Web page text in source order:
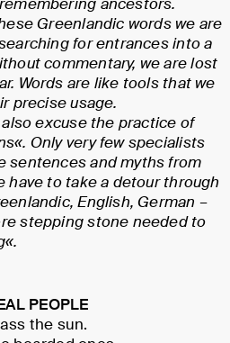
Greenlandic words we are
for entrances into a
commentary, we are lost
Words are like tools that we
precise usage.
excuse the practice of
Only very few specialists
sentences and myths from
have to take a detour through
English, German –
stepping stone needed to
PEOPLE
the sun.